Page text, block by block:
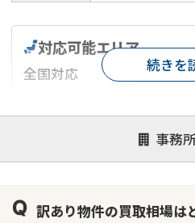
事務
対応可能エリア
全国対応
対応が親身 オンライン
1億円以上
続きを
訳あり物件の買取相場は